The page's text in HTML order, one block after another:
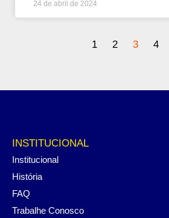
24 de abril de 2024
1 2 3 4
INSTITUCIONAL
Institucional
História
FAQ
Trabalhe Conosco